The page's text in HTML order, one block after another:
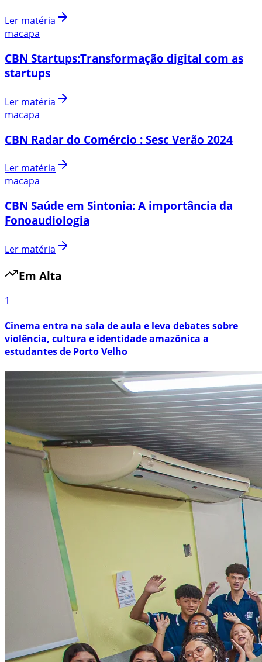
Ler matéria
macapa
CBN Startups:Transformação digital com as
startups
Ler matéria
macapa
CBN Radar do Comércio : Sesc Verão 2024
Ler matéria
macapa
CBN Saúde em Sintonia: A importância da
Fonoaudiologia
Ler matéria
Em Alta
1
Cinema entra na sala de aula e leva debates sobre
violência, cultura e identidade amazônica a
estudantes de Porto Velho